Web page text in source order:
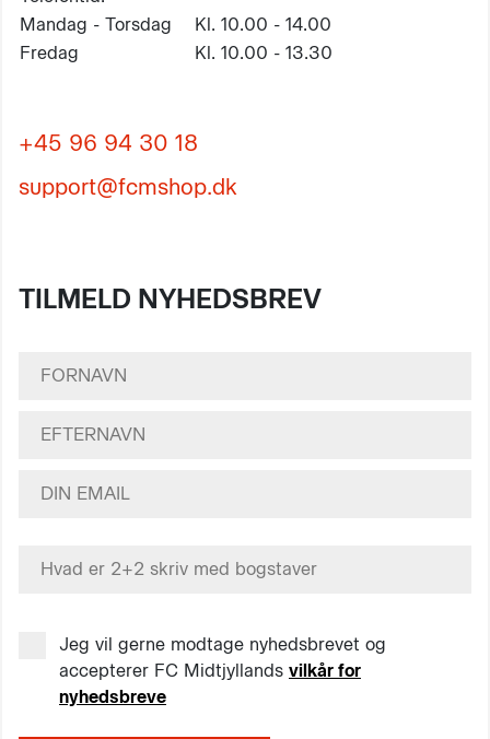
Mandag - Torsdag
Kl. 10.00 - 14.00
Fredag
Kl. 10.00 - 13.30
+45 96 94 30 18
support@fcmshop.dk
TILMELD NYHEDSBREV
Jeg vil gerne modtage nyhedsbrevet og
accepterer FC Midtjyllands vilkår for
nyhedsbreve